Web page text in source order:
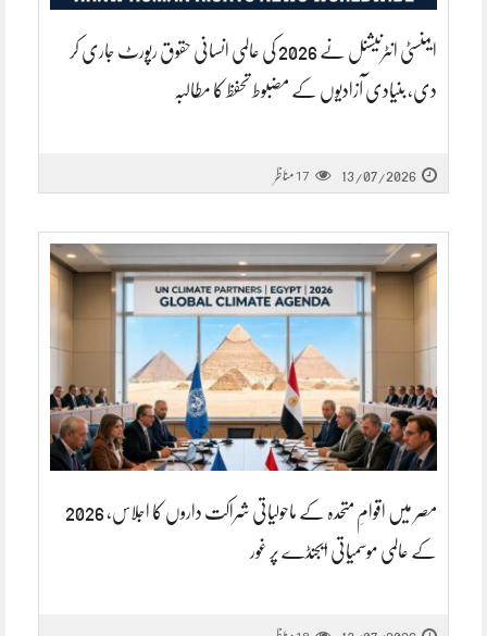
ایمنسٹی انٹرنیشنل نے 2026 کی عالمی انسانی حقوق رپورٹ جاری کر
دی، بنیادی آزادیوں کے مضبوط تحفظ کا مطالبہ
13/07/2026
17 مناظر
مصر میں اقوامِ متحدہ کے ماحولیاتی شراکت داروں کا اجلاس، 2026
کے عالمی موسمیاتی ایجنڈے پر غور